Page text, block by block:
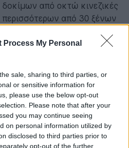
Process My Personal
sale, sharing to third parties, or
or sensitive information for
please use the below opt-out
Please note that after your
you may continue seeing
on personal information utilized by
disclosed to third parties prior to
opt-out of the further
από οκτώ κινεζικές
από 30 ξένων
ελιγμούς επίθεσης,
του συστήματος
η τεχνολογία φαίνεται να
βελτιστοποίησης. Ένας
ο οποίος είχε την ευκαιρία
σχολίασε πως, αν και